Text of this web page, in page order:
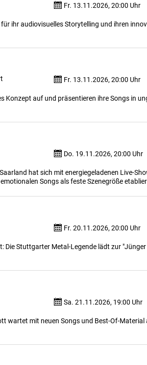
Fr. 13.11.2026, 20:00 Uhr
ihr audiovisuelles Storytelling und ihren
Fr. 13.11.2026, 20:00 Uhr
Konzept auf und präsentieren ihre Songs in
Do. 19.11.2026, 20:00 Uhr
hat sich mit energiegeladenen Live-
Songs als feste Szenegröße
Fr. 20.11.2026, 20:00 Uhr
Die Stuttgarter Metal-Legende lädt zur
Sa. 21.11.2026, 19:00 Uhr
wartet mit neuen Songs und Best-Of-Material